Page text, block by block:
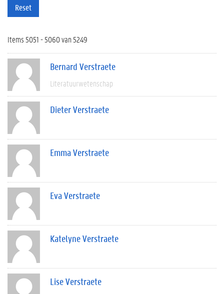
Reset
Items 5051 - 5060 van 5249
Bernard Verstraete
Literatuurwetenschap
Dieter Verstraete
Emma Verstraete
Eva Verstraete
Katelyne Verstraete
Lise Verstraete